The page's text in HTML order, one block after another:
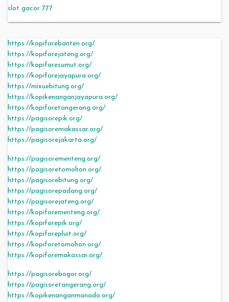
slot gacor 777
https://kopiforebanten.org/
https://kopiforejateng.org/
https://kopiforesumut.org/
https://kopiforejayapura.org/
https://mixuebitung.org/
https://kopikenanganjayapura.org/
https://kopiforetangerang.org/
https://pagisorepik.org/
https://pagisoremakassar.org/
https://pagisorejakarta.org/
https://pagisorementeng.org/
https://pagisoretomohon.org/
https://pagisorebitung.org/
https://pagisorepadang.org/
https://pagisorejateng.org/
https://kopiforementeng.org/
https://kopiforepik.org/
https://kopiforepluit.org/
https://kopiforetomohon.org/
https://kopiforemakassar.org/
https://pagisorebogor.org/
https://pagisoretangerang.org/
https://kopikenanganmanado.org/